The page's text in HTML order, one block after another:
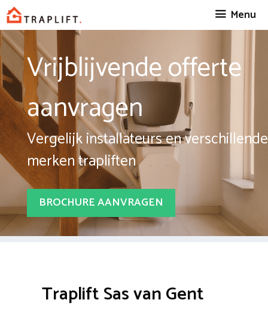
Spring
naar
inhoud
Menu
Vrijblijvende offerte
aanvragen
Vergelijk installateurs en verschillende
merken trapliften
BROCHURE AANVRAGEN
Traplift Sas van Gent